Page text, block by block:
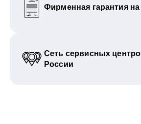
Фирменная гарантия
Сеть сервисных
России